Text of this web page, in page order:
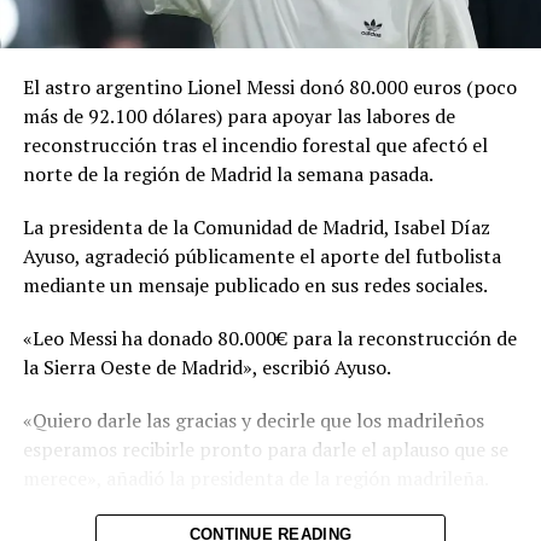
Rihanna regresa con nueva
canción “Lift Me Up” para
Forever”
26 octubre, 2022
En «Jetset»
UP NEXT
Hermano de Catalino Miranda concilia con víctima por
$200,000
DON'T MISS
Hilary Duff habla el distanciamiento con sus padres y su
El astro argentino Lionel Messi donó 80.000 euros (poco
más de 92.100 dólares) para apoyar las labores de
reconstrucción tras el incendio forestal que afectó el
norte de la región de Madrid la semana pasada.
La presidenta de la Comunidad de Madrid, Isabel Díaz
Ayuso, agradeció públicamente el aporte del futbolista
mediante un mensaje publicado en sus redes sociales.
«Leo Messi ha donado 80.000€ para la reconstrucción de
la Sierra Oeste de Madrid», escribió Ayuso.
«Quiero darle las gracias y decirle que los madrileños
esperamos recibirle pronto para darle el aplauso que se
El incendio forestal que afectó el noroeste de la región
CONTINUE READING